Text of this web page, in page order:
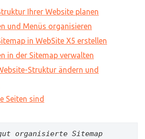
Ihrer Website planen
und Menüs organisieren
in WebSite X5 erstellen
in der Sitemap verwalten
Struktur ändern und
Seiten sind
organisierte Sitemap